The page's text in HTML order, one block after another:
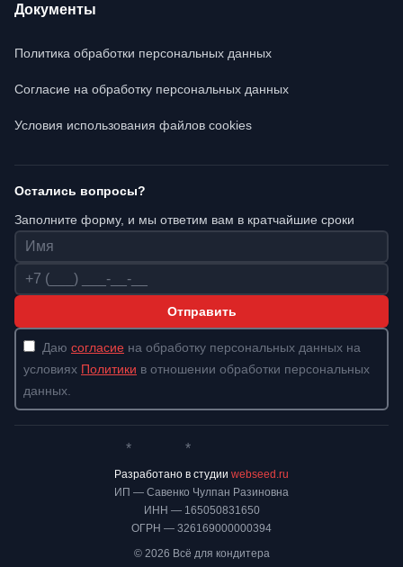
Документы
Политика обработки персональных данных
Согласие на обработку персональных данных
Условия использования файлов cookies
Остались вопросы?
Заполните форму, и мы ответим вам в кратчайшие сроки
Имя
Телефон
Отправить
Даю согласие на обработку персональных данных на
условиях Политики в отношении обработки персональных
данных.
ИП — Савенко Чулпан Разиновна
ИНН — 165050831650
ОГРН — 326169000000394
© 2026 Всё для кондитера
* *
Разработано в студии webseed.ru